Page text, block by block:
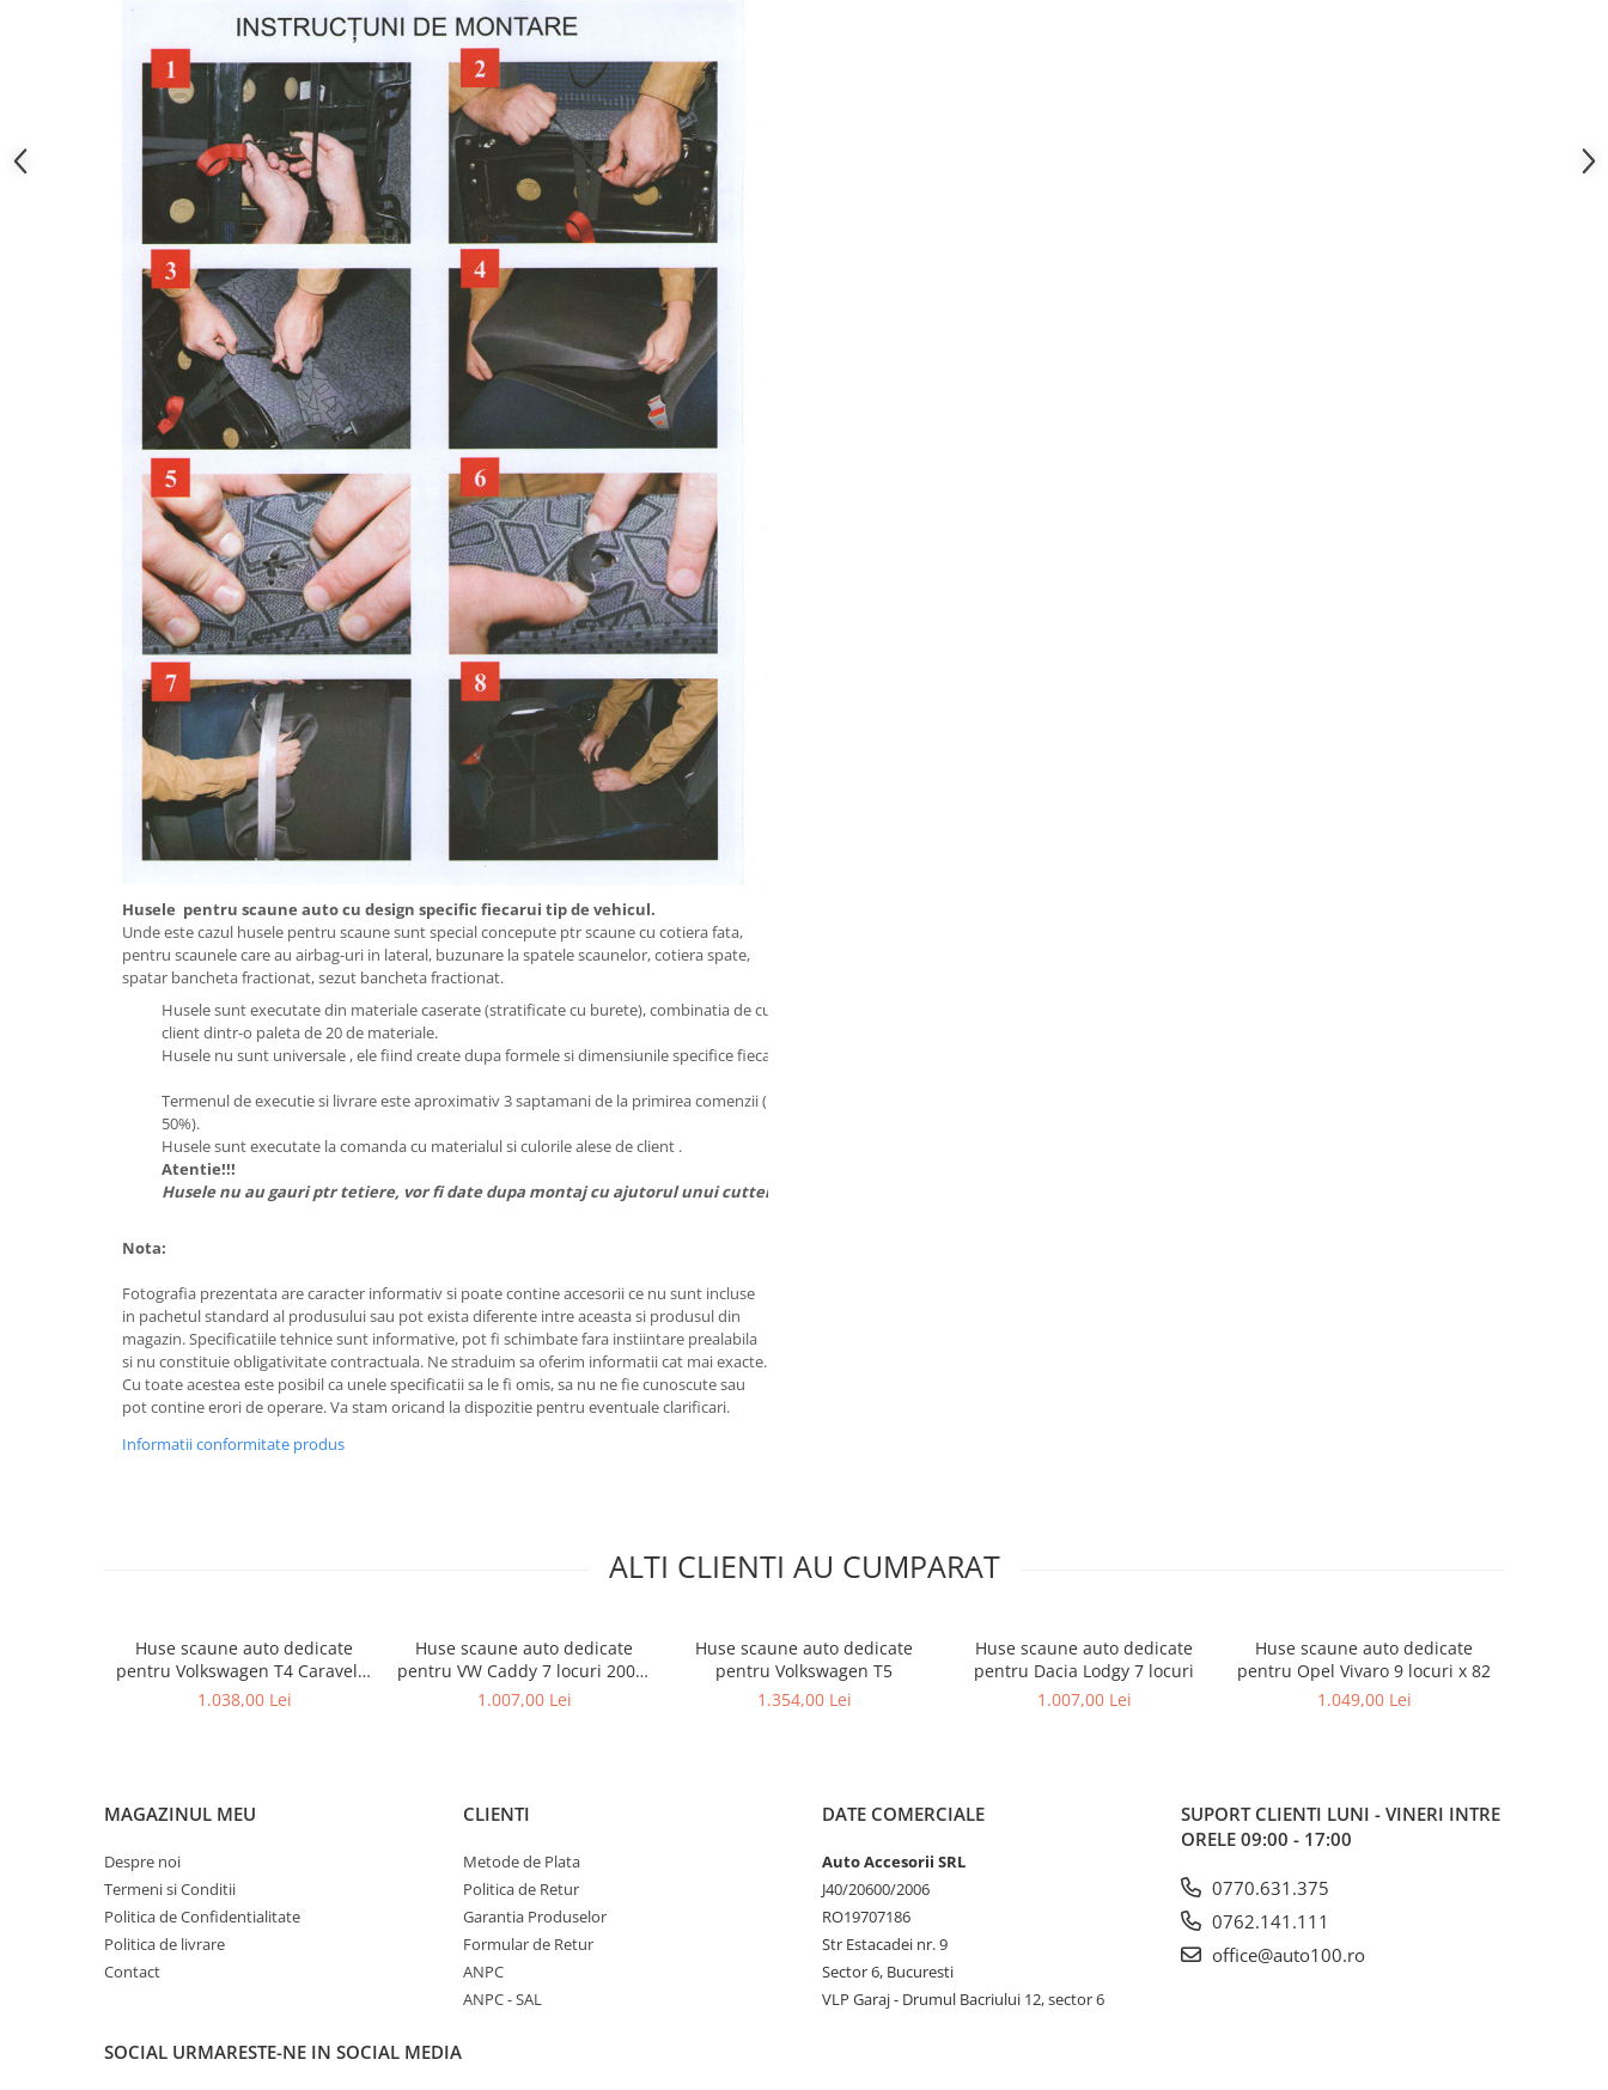
Husele pentru scaune auto cu design specific fiecarui tip de vehicul.
Unde este cazul husele pentru scaune sunt special concepute ptr scaune cu cotiera fata,
pentru scaunele care au airbag-uri in lateral, buzunare la spatele scaunelor, cotiera spate,
spatar bancheta fractionat, sezut bancheta fractionat.
Husele sunt executate din materiale caserate (stratificate cu burete), combinatia de culori fiind aleasa de
client dintr-o paleta de 20 de materiale.
Husele nu sunt universale , ele fiind create dupa formele si dimensiunile specifice fiecarui vehicul.
Termenul de executie si livrare este aproximativ 3 saptamani de la primirea comenzii ( incasarea avansului
50%).
Husele sunt executate la comanda cu materialul si culorile alese de client .
Atentie!!!
Husele nu au gauri ptr tetiere, vor fi date dupa montaj cu ajutorul unui cutter, cutit....
Nota:
Fotografia prezentata are caracter informativ si poate contine accesorii ce nu sunt incluse
in pachetul standard al produsului sau pot exista diferente intre aceasta si produsul din
magazin. Specificatiile tehnice sunt informative, pot fi schimbate fara instiintare prealabila
si nu constituie obligativitate contractuala. Ne straduim sa oferim informatii cat mai exacte.
Cu toate acestea este posibil ca unele specificatii sa le fi omis, sa nu ne fie cunoscute sau
pot contine erori de operare. Va stam oricand la dispozitie pentru eventuale clarificari.
Informatii conformitate produs
ALTI CLIENTI AU CUMPARAT
Huse scaune auto dedicate
pentru Volkswagen T4 Caravelle
9 locuri
1.038,00 Lei
Huse scaune auto dedicate
pentru VW Caddy 7 locuri 2004-
2015
1.007,00 Lei
Huse scaune auto dedicate
pentru Volkswagen T5
1.354,00 Lei
Huse scaune auto dedicate
pentru Dacia Lodgy 7 locuri
1.007,00 Lei
Huse scaune auto dedicate
pentru Opel Vivaro 9 locuri x 82
1.049,00 Lei
MAGAZINUL MEU
Despre noi
Termeni si Conditii
Politica de Confidentialitate
Politica de livrare
Contact
CLIENTI
Metode de Plata
Politica de Retur
Garantia Produselor
Formular de Retur
ANPC
ANPC - SAL
DATE COMERCIALE
Auto Accesorii SRL
J40/20600/2006
RO19707186
Str Estacadei nr. 9
Sector 6, Bucuresti
VLP Garaj - Drumul Bacriului 12, sector 6
SUPORT CLIENTI LUNI - VINERI INTRE
ORELE 09:00 - 17:00
0770.631.375
0762.141.111
office@auto100.ro
SOCIAL URMARESTE-NE IN SOCIAL MEDIA